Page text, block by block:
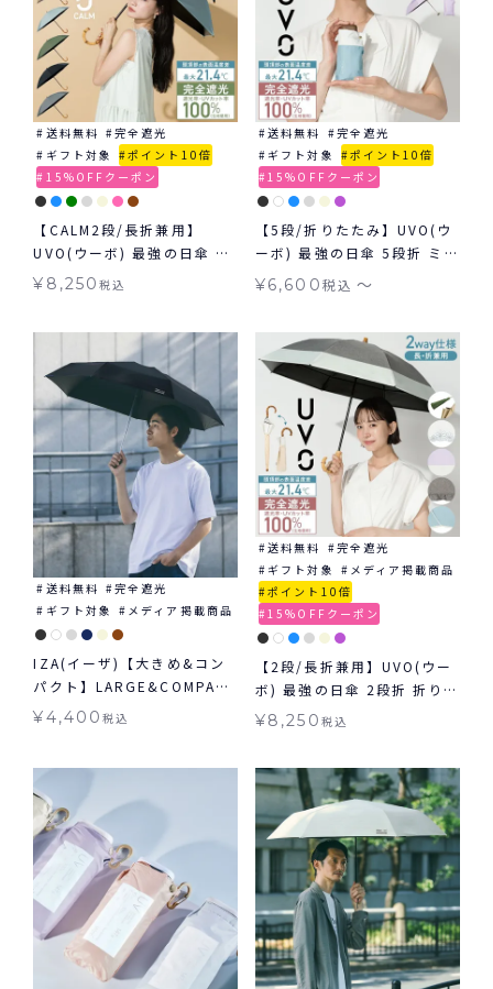
送料無料
完全遮光
ギフト対象
ポイント10倍
15%OFFクーポン
【CALM2段/長折兼用】
UVO(ウーボ) 最強の日傘 カ
ーム 2way 折りたたみ 長傘
¥ 8,250税込
送料無料
完全遮光
ギフト対象
ポイント10倍
15%OFFクーポン
【5段/折りたたみ】UVO(ウ
ーボ) 最強の日傘 5段折 ミニ
コンパクト 無地 切り継ぎ ギ
フト対象 ≪送料無料≫ 晴雨
¥6,600税込 〜
送料無料
完全遮光
ギフト対象
メディア掲載商品
IZA(イーザ)【大きめ&コン
パクト】LARGE&COMPACT
ラージ＆コンパクト日傘 折
¥4,400税込
送料無料
完全遮光
ギフト対象
メディア掲載商品
ポイント10倍
15%OFFクーポン
【2段/長折兼用】UVO(ウー
ボ) 最強の日傘 2段折 折りた
たみ 長傘 2way ミニ 完全
¥8,250 税込